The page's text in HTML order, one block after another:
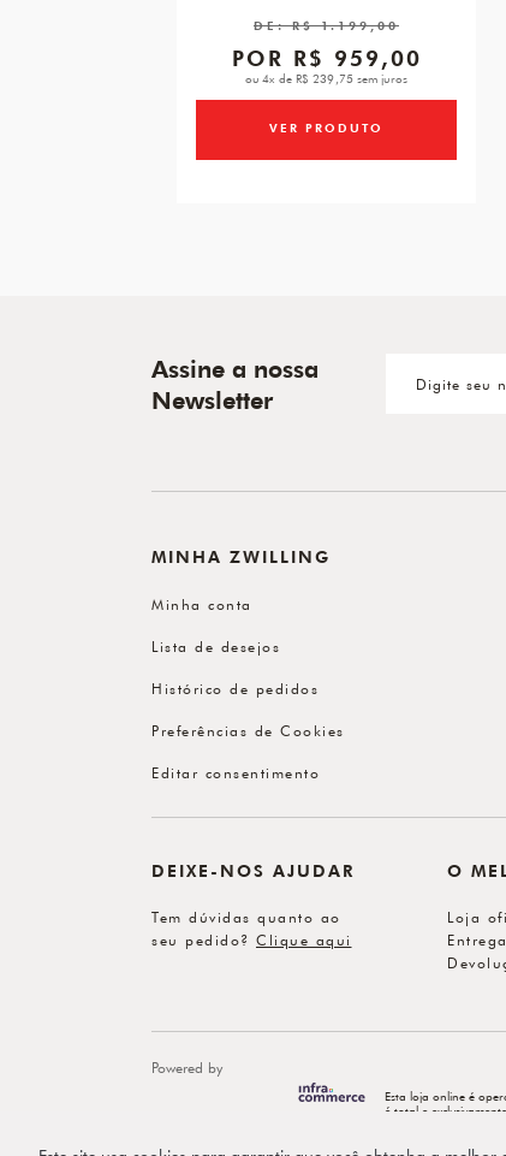
DE:R$ 1.199,00
POR R$ 959,00
ou 4x de R$ 239,75 sem juros
VER PRODUTO
Assine a nossa
Newsletter
MINHA ZWILLING
Minha conta
Lista de desejos
Histórico de pedidos
Preferências de Cookies
Editar consentimento
DEIXE-NOS AJUDAR
Tem dúvidas quanto ao
seu pedido? Clique aqui
O
Loja
Powered by
Esta loja online é
é total e